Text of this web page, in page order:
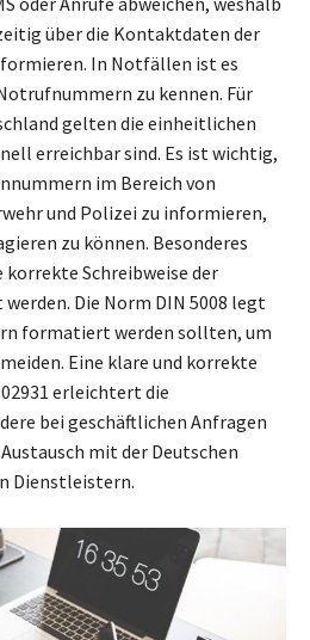
über die Kontaktdaten der
In Notfällen ist es
zu kennen. Für
gelten die einheitlichen
erreichbar sind. Es ist wichtig,
im Bereich von
und Polizei zu informieren,
zu können. Besonderes
Schreibweise der
Die Norm DIN 5008 legt
formatiert werden sollten, um
Eine klare und korrekte
erleichtert die
bei geschäftlichen Anfragen
mit der Deutschen
Dienstleistern.